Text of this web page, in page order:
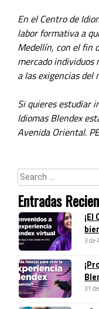
En el Centro de
labor formativa a
Medellín, con el fin
mercado individuos
a las exigencias del
Si quieres estudiar
Idiomas Blendex
Avenida Oriental.
Entradas
3 de
31